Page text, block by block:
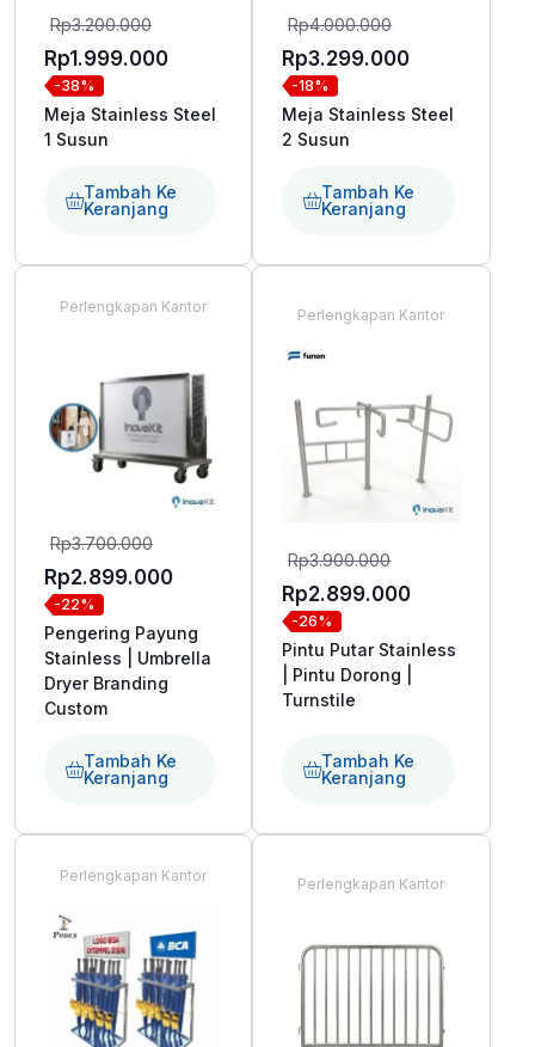
Rp3.200.000Harga
aslinya
Rp3.200.000.
Rp1.999.000Harga
ini
Rp1.999.000.
-38%
Meja Stainless Steel
1 Susun
Tambah Ke
Keranjang
Rp4.000.000Harga
aslinya
Rp4.000.000.
Rp3.299.000Harga
ini
-18%
Meja Stainless Steel
2 Susun
Tambah Ke
Keranjang
Perlengkapan Kantor
Rp3.700.000Harga
aslinya
Rp3.700.000.
Rp2.899.000Harga
ini
Rp2.899.000.
-22%
Pengering Payung
Stainless | Umbrella
Dryer Branding
Custom
Tambah Ke
Keranjang
Perlengkapan Kantor
Rp3.900.000Harga
aslinya
Rp3.900.000.
Rp2.899.000Harga
ini
-26%
Pintu Putar Stainless
| Pintu Dorong |
Turnstile
Tambah Ke
Keranjang
Perlengkapan Kantor Perlengkapan Kantor